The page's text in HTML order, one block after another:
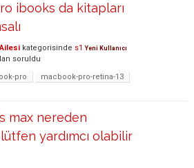
ibooks da kitapları
kategorisinde s1 Yeni Kullanıcı
soruldu
pro
macbook-pro-retina-13
max nereden
yardımcı olabilir